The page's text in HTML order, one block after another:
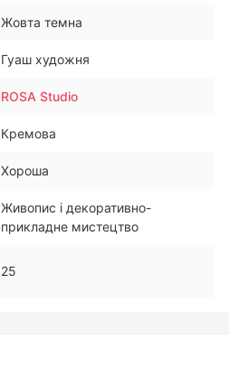
Жовта темна
Гуаш художня
ROSA Studio
Кремова
Хороша
Живопис і декоративно-
прикладне мистецтво
25